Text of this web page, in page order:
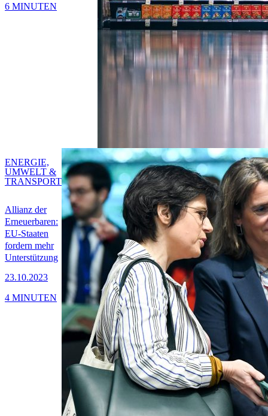
6 MINUTEN
Allianz der
Erneuerbaren:
EU-Staaten
fordern mehr
Unterstützung
23.10.2023
ENERGIE,
UMWELT &
TRANSPORT
4 MINUTEN